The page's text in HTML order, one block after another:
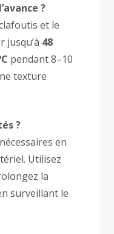
?
et le
jusqu’à 48
pendant 8–10
texture
?
en
Utilisez
la
surveillant le